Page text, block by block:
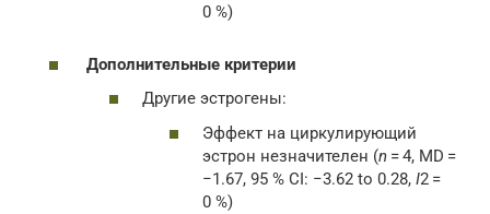
0 %)
Дополнительные критерии
Другие эстрогены:
Эффект на циркулирующий
эстрон незначителен (n = 4, MD =
−1.67, 95 % CI: −3.62 to 0.28, I2 =
0 %)